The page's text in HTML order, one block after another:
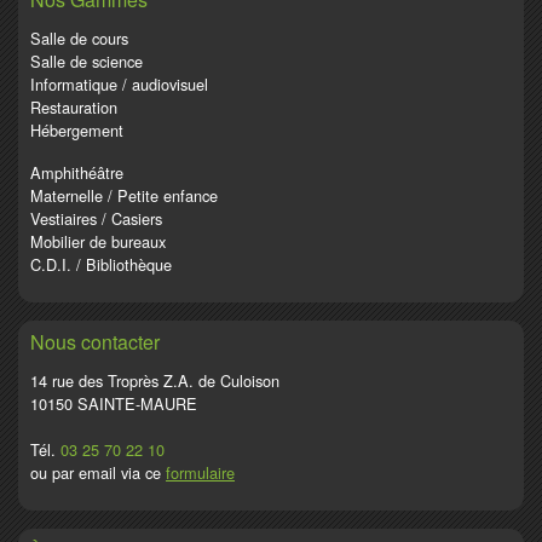
Salle de cours
Salle de science
Informatique / audiovisuel
Restauration
Hébergement
Amphithéâtre
Maternelle / Petite enfance
Vestiaires / Casiers
Mobilier de bureaux
C.D.I. / Bibliothèque
Nous contacter
14 rue des Troprès Z.A. de Culoison
10150 SAINTE-MAURE
Tél. 03 25 70 22 10
ou par email via ce formulaire